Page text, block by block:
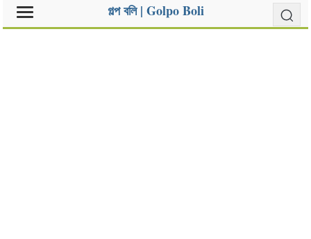
গল্প বলি | Golpo Boli